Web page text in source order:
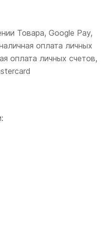
Товара, Google Pay,
оплата личных
оплата личных счетов,